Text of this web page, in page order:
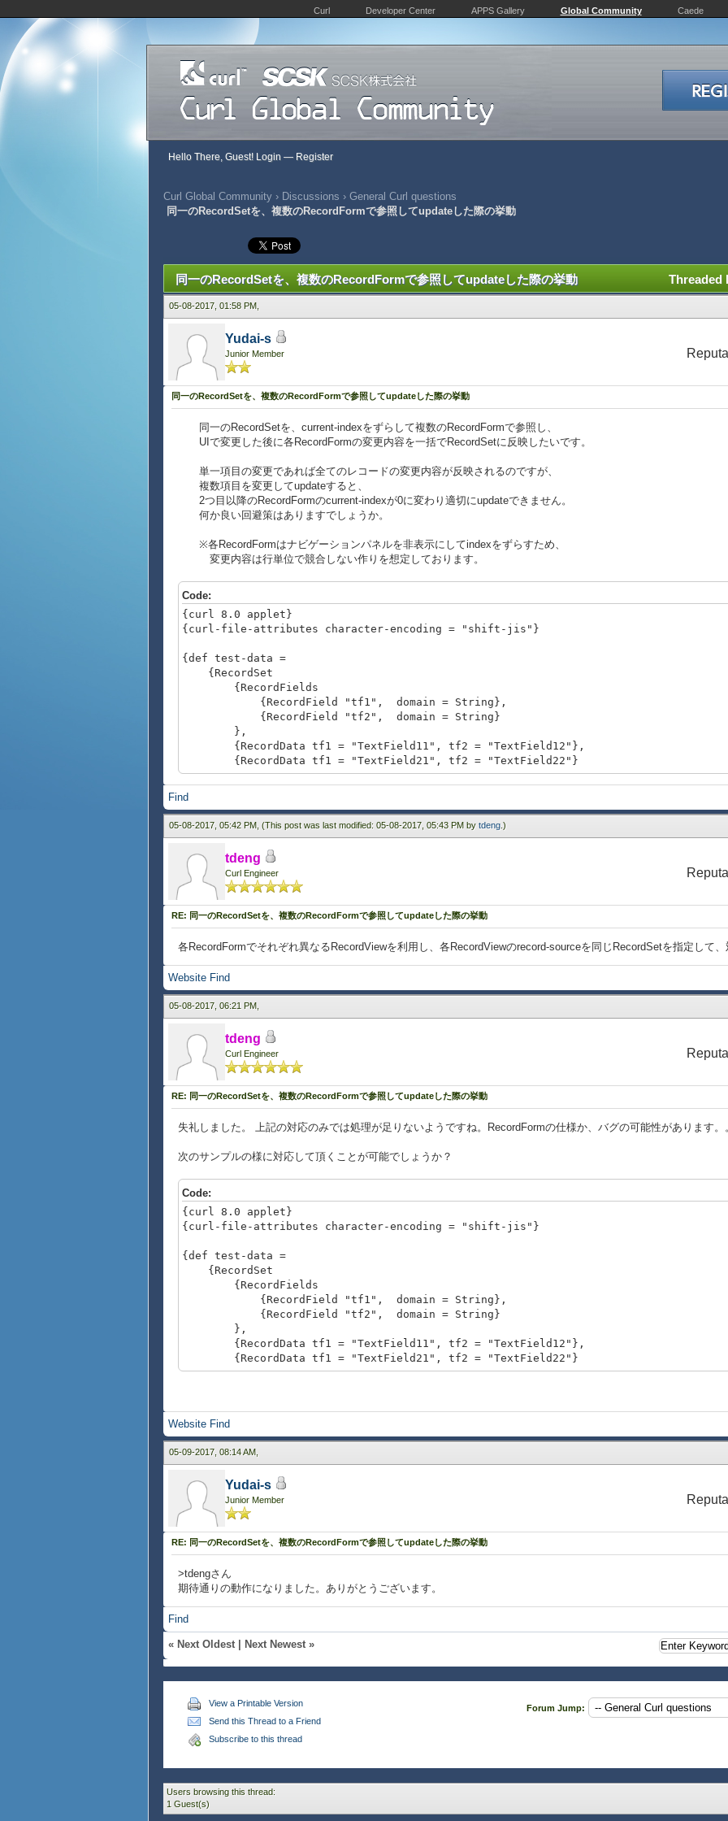
Curl Developer Center APPS Gallery Global Community Caede
Hello There, Guest! Login — Register
Curl Global Community › Discussions › General Curl questions
同一のRecordSetを、複数のRecordFormで参照してupdateした際の挙動
Threaded
同一のRecordSetを、複数のRecordFormで参照してupdateした際の挙動
05-08-2017, 01:58 PM,
Yudai-s
Junior Member
同一のRecordSetを、複数のRecordFormで参照してupdateした際の挙動
同一のRecordSetを、current-indexをずらして複数のRecordFormで参照し、
UIで変更した後に各RecordFormの変更内容を一括でRecordSetに反映したいです。
単一項目の変更であれば全てのレコードの変更内容が反映されるのですが、
複数項目を変更してupdateすると、
2つ目以降のRecordFormのcurrent-indexが0に変わり適切にupdateできません。
何か良い回避策はありますでしょうか。
※各RecordFormはナビゲーションパネルを非表示にしてindexをずらすため、
変更内容は行単位で競合しない作りを想定しております。
Code:
{curl 8.0 applet}
{curl-file-attributes character-encoding = "shift-jis"}
{def test-data =
{RecordSet
{RecordFields
{RecordField "tf1", domain = String},
{RecordField "tf2", domain = String}
},
{RecordData tf1 = "TextField11", tf2 = "TextField12"},
{RecordData tf1 = "TextField21", tf2 = "TextField22"}
}
}
{def rf1 =
{RecordForm
record-source = test-data,
display-navigation-panel? = true,
{HBox
{TextField {bind value to "tf1"}},
{TextField {bind value to "tf2"}}
}
}
{set rf1.current-index = 0}
{def rf2 =
{RecordForm
record-source = test-data,
{HBox
{TextField {bind value to "tf1"}},
{TextField {bind value to "tf2"}}
}
}
}
{set rf2.current-index = 1}
{CommandButton
label = "update",
width = 300px,
{rf1.update}
{rf2.update}
}
rf2
visibility = "normal",
{on WindowClose do
}
Find
05-08-2017, 05:42 PM, (This post was last modified: 05-08-2017, 05:43 PM by tdeng .)
tdeng
Curl Engineer
RE: 同一のRecordSetを、複数のRecordFormで参照してupdateした際の挙動
各RecordFormでそれぞれ異なるRecordViewを利用し、各RecordViewのrecord-sourceを同じRecordSetを指定して
Website Find
05-08-2017, 06:21 PM,
tdeng
Curl Engineer
RE: 同一のRecordSetを、複数のRecordFormで参照してupdateした際の挙動
失礼しました。 上記の対応のみでは処理が足りないようですね。RecordFormの仕様か、バグの可能性があります。
次のサンプルの様に対応して頂くことが可能でしょうか？
Code:
{curl 8.0 applet}
{curl-file-attributes character-encoding = "shift-jis"}
{def test-data =
{RecordSet
{RecordFields
{RecordField "tf1", domain = String},
{RecordField "tf2", domain = String}
},
{RecordData tf1 = "TextField11", tf2 = "TextField12"},
{RecordData tf1 = "TextField21", tf2 = "TextField22"}
}
{def rv1 = {RecordView
test-data
}}
{def rv2 = {RecordView test-data}}
{def rf1 =
{RecordForm
record-source = rv1,||test-data,
display-navigation-panel? = true,
{HBox
{TextField {bind value to "tf2"}}
}
}
}
{set rf1.current-index = 0}
{def rf2 =
{RecordForm
record-source = rv2,||test-data,
display-navigation-panel? = true,
{HBox
{TextField {bind value to "tf1"}},
}
}
}
{set rf2.current-index = 1}
Website Find
05-09-2017, 08:14 AM,
Yudai-s
Junior Member
RE: 同一のRecordSetを、複数のRecordFormで参照してupdateした際の挙動
>tdengさん
期待通りの動作になりました。ありがとうございます。
Find
« Next Oldest Next Newest »
View a Printable Version
Send this Thread to a Friend
Subscribe to this thread
Forum Jump:
Users browsing this thread:
1 Guest(s)